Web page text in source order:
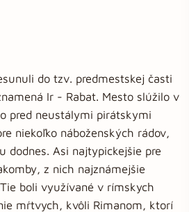
do tzv. predmestskej časti
Ir - Rabat. Mesto slúžilo v
pred neustálymi pirátskymi
niekoľko náboženských rádov,
dodnes. Asi najtypickejšie pre
z nich najznámejšie
boli využívané v rímskych
mŕtvych, kvôli Rimanom, ktorí